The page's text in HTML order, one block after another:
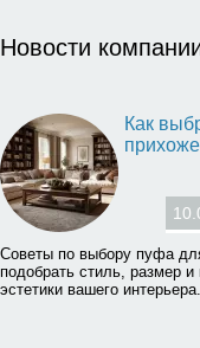
Новости
Как
Советы по выбору пуфа
подобрать стиль, размер
эстетики вашего интерьера.